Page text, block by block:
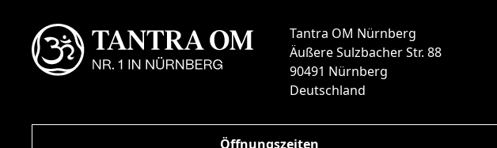
Tantra OM Nürnberg
Äußere Sulzbacher Str. 88
90491 Nürnberg
Deutschland
Öffnungszeiten